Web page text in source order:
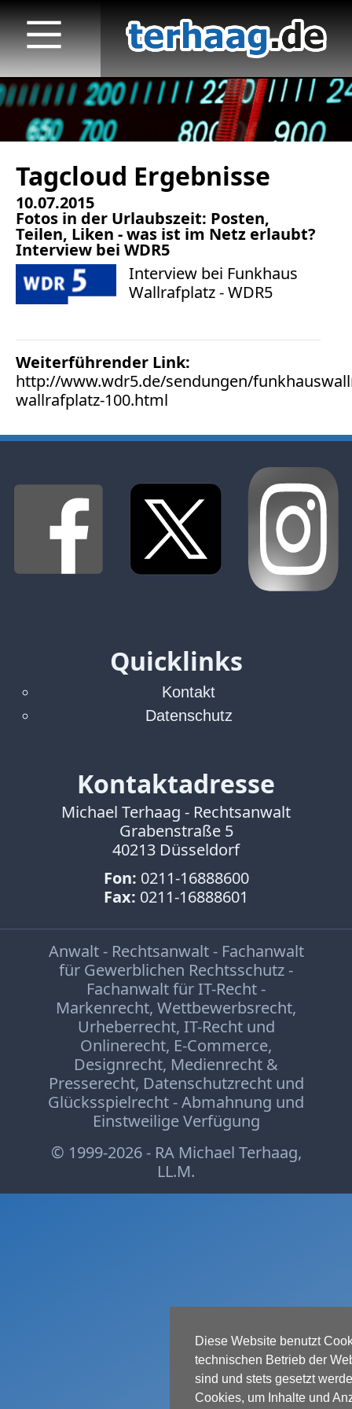
Diese Website benutzt
technischen Betrieb der
sind und stets gesetzt
Cookies, um Inhalte und
Tagcloud Ergebnisse
10.07.2015
Fotos in der Urlaubszeit: Posten,
Teilen, Liken - was ist im Netz erlaubt?
Interview bei WDR5
Interview bei Funkhaus
Wallrafplatz - WDR5
Weiterführender Link:
http://www.wdr5.de/sendungen/
wallrafplatz-100.html
Startseite
Veröffentlichungen
TV
Radio
Bücher
Vita
Kontakt
Abmahnung
Ebay
Facebook
Instagram
Meinungsfreiheit
Persönlichkeitsrecht
Sportwetten
Tagesspiegel
Urheberrecht
Verbraucherrecht
Kanne
Werbung
ZDF
Quicklinks
Kontakt
Datenschutz
Kontaktadresse
Michael Terhaag - Rechtsanwalt
Grabenstraße 5
40213 Düsseldorf
Fon: 0211-16888600
Fax: 0211-16888601
Anwalt - Rechtsanwalt - Fachanwalt
für Gewerblichen Rechtsschutz -
Fachanwalt für IT-Recht -
Markenrecht, Wettbewerbsrecht,
Urheberrecht, IT-Recht und
Onlinerecht, E-Commerce,
Designrecht, Medienrecht &
Presserecht, Datenschutzrechtund
Glücksspielrecht-Abmahnung und
Einstweilige Verfügung
© 1999-2026 - RA Michael Terhaag,
LL.M.